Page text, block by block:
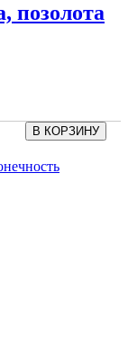
позолота